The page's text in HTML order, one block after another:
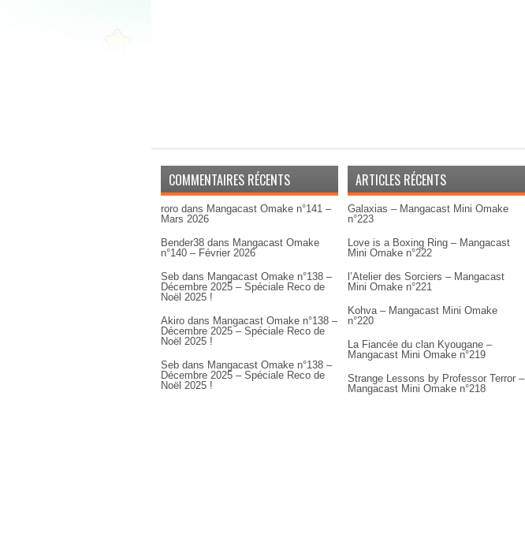
COMMENTAIRES RÉCENTS
roro dans Mangacast Omake n°141 –
Mars 2026
Bender38 dans Mangacast Omake
n°140 – Février 2026
Seb dans Mangacast Omake n°138 –
Décembre 2025 – Spéciale Reco de
Noël 2025 !
Akiro dans Mangacast Omake n°138 –
Décembre 2025 – Spéciale Reco de
Noël 2025 !
Seb dans Mangacast Omake n°138 –
Décembre 2025 – Spéciale Reco de
Noël 2025 !
ARTICLES RÉCENTS
Galaxias – Mangacast Mini Omake
n°223
Love is a Boxing Ring – Mangacast
Mini Omake n°222
l’Atelier des Sorciers – Mangacast
Mini Omake n°221
Kohva – Mangacast Mini Omake
n°220
La Fiancée du clan Kyougane –
Mangacast Mini Omake n°219
Strange Lessons by Professor Terror –
Mangacast Mini Omake n°218